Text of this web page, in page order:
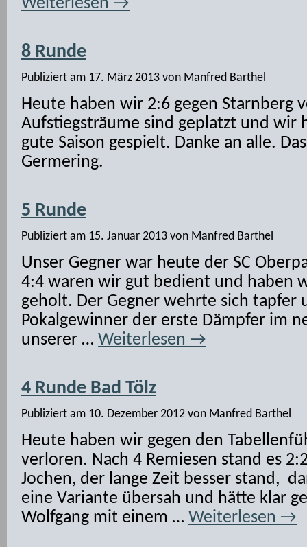
Weiterlesen →
8 Runde
Publiziert am 17. März 2013 von Manfred Barthel
Heute haben wir 2:6 gegen Starnberg
Aufstiegsträume sind geplatzt und wir
gute Saison gespielt. Danke an alle.
Germering.
5 Runde
Publiziert am 15. Januar 2013 von Manfred Barthel
Unser Gegner war heute der SC
4:4 waren wir gut bedient und haben
geholt. Der Gegner wehrte sich tapfer
Pokalgewinner der erste Dämpfer im
unserer … Weiterlesen →
4 Runde Bad Tölz
Publiziert am 10. Dezember 2012 von Manfred Barthel
Heute haben wir gegen den
verloren. Nach 4 Remiesen stand es
Jochen, der lange Zeit besser stand,
eine Variante übersah und hätte klar
Wolfgang mit einem … Weiterlesen →